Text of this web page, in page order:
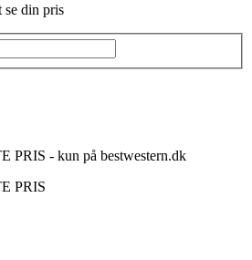
se din pris
- kun på bestwestern.dk
PRIS